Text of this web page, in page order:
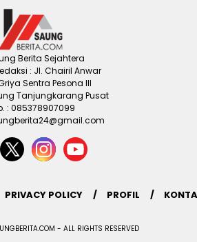
Berita Sejahtera
: Jl. Chairil Anwar
Sentra Pesona III
Tanjungkarang Pusat
: 085378907099
PRIVACY POLICY PROFIL
- ALL RIGHTS RESERVED